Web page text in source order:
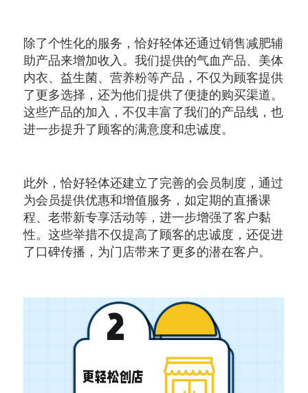
除了个性化的服务，恰好轻体还通过销售减肥辅
助产品来增加收入。我们提供的气血产品、美体
内衣、益生菌、营养粉等产品，不仅为顾客提供
了更多选择，还为他们提供了便捷的购买渠道。
这些产品的加入，不仅丰富了我们的产品线，也
进一步提升了顾客的满意度和忠诚度。
此外，恰好轻体还建立了完善的会员制度，通过
为会员提供优惠和增值服务，如定期的直播课
程、老带新专享活动等，进一步增强了客户黏
性。这些举措不仅提高了顾客的忠诚度，还促进
了口碑传播，为门店带来了更多的潜在客户。